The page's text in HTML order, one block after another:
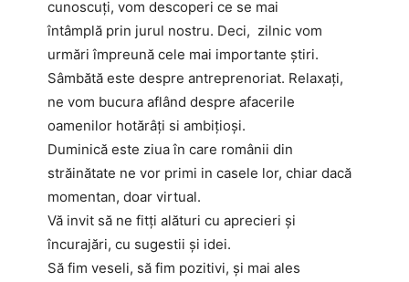
cunoscuți, vom descoperi ce se mai
întâmplă prin jurul nostru. Deci, zilnic vom
urmări împreună cele mai importante știri.
Sâmbătă este despre antreprenoriat. Relaxaţi,
ne vom bucura aflând despre afacerile
oamenilor hotărâți si ambițioși.
Duminică este ziua în care românii din
străinătate ne vor primi in casele lor, chiar dacă
momentan, doar virtual.
Vă invit să ne fitți alături cu aprecieri și
încurajări, cu sugestii și idei.
Să fim veseli, să fim pozitivi, și mai ales